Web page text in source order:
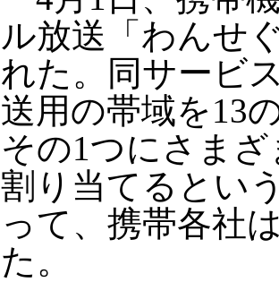
ル放送「わんせ
れた。同サービ
送用の帯域を13
その1つにさま
割り当てるとい
って、携帯各社
た。